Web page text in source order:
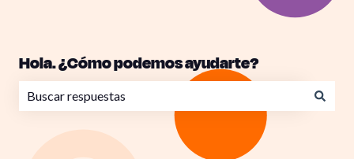
Hola. ¿Cómo podemos ayudarte?
No hay sugerencias porque el campo de búsqueda está